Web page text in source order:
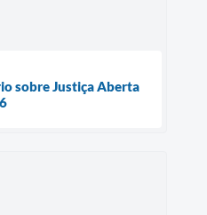
sobre Justiça Aberta